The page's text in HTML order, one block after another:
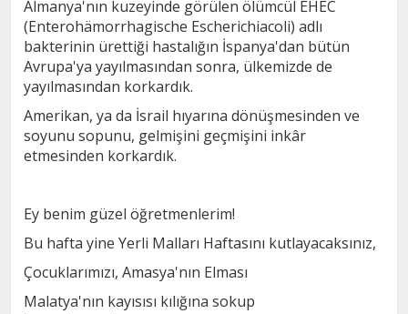
Almanya'nın kuzeyinde görülen ölümcül EHEC
(Enterohämorrhagische Escherichiacoli) adlı
bakterinin ürettiği hastalığın İspanya'dan bütün
Avrupa'ya yayılmasından sonra, ülkemizde de
yayılmasından korkardık.
Amerikan, ya da İsrail hıyarına dönüşmesinden ve
soyunu sopunu, gelmişini geçmişini inkâr
etmesinden korkardık.
Ey benim güzel öğretmenlerim!
Bu hafta yine Yerli Malları Haftasını kutlayacaksınız,
Çocuklarımızı, Amasya'nın Elması
Malatya'nın kayısısı kılığına sokup